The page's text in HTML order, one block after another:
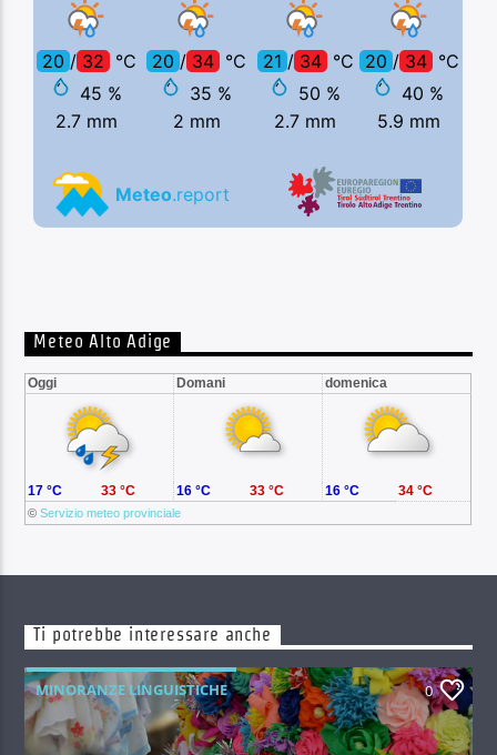
Meteo Alto Adige
Oggi Domani domenica
©Servizio meteo provinciale
17 °C 33 °C 16 °C 33 °C 16 °C 34 °C
Ti potrebbe interessare anche
MINORANZE LINGUISTICHE 0